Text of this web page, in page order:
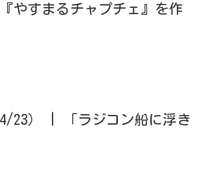
やすまるチャプチェ』を作
23） | 「ラジコン船に浮き